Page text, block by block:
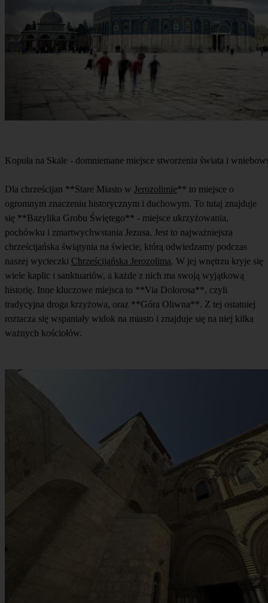
Kopuła na Skale - domniemane miejsce stworzenia świata i
Dla chrześcijan **Stare Miasto w Jerozolimie** to miejsce o
ogromnym znaczeniu historycznym i duchowym. To tutaj znajduje
się **Bazylika Grobu Świętego** - miejsce ukrzyżowania,
pochówku i zmartwychwstania Jezusa. Jest to najważniejsza
chrześcijańska świątynia na świecie, którą odwiedzamy podczas
naszej wycieczki Chrześcijańska Jerozolima. W jej wnętrzu kryje się
wiele kaplic i sanktuariów, a każde z nich ma swoją wyjątkową
historię. Inne kluczowe miejsca to **Via Dolorosa**, czyli
tradycyjna droga krzyżowa, oraz **Góra Oliwna**. Z tej ostatniej
roztacza się wspaniały widok na miasto i znajduje się na niej kilka
ważnych kościołów.